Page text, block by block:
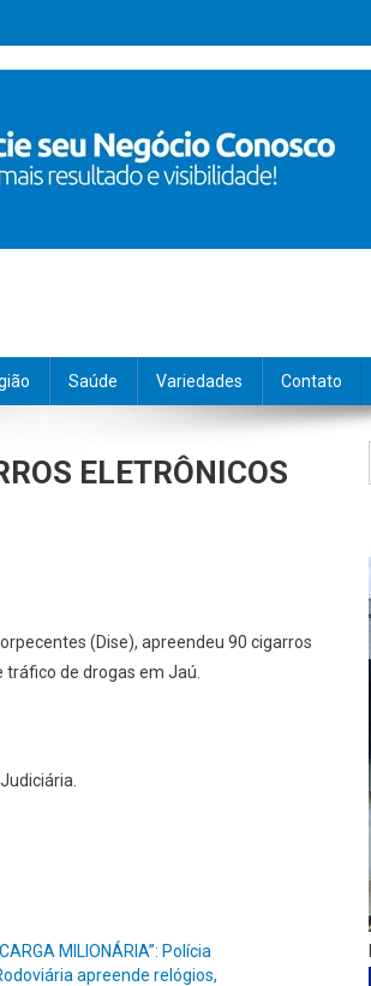
Saúde Variedades Contato
ELETRÔNICOS
(Dise), apreendeu 90 cigarros
de drogas em Jaú.
MILIONÁRIA”: Polícia
apreende relógios,